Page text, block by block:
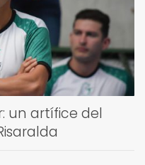
un artífice del